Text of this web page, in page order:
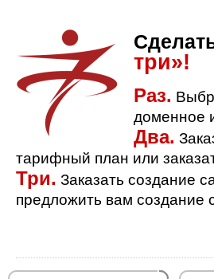
три»!
Раз.
доменное
Два.
тарифный план или
Три. Заказать создание
предложить вам создание